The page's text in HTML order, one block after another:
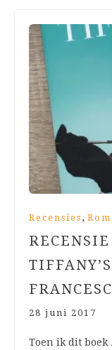
Recensies ,
28 juni 2017
Toen ik dit boek